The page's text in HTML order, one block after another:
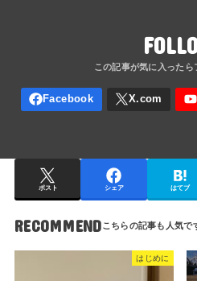
ポスト シェア はてブ
RECOMMEND
はじめに